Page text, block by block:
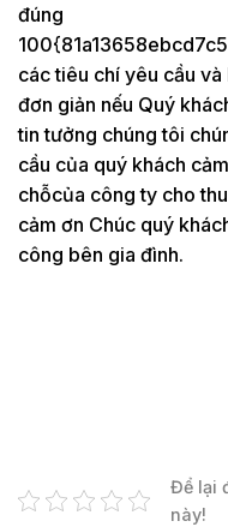
đúng
các tiêu chí yêu cầu
đơn giản nếu Quý
tin tưởng chúng tôi
cầu của quý khách
chỗcủa công ty cho
cảm ơn Chúc quý
công bên gia đình.
Để lại
này!